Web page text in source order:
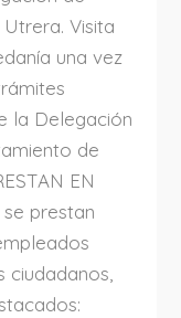
Visita
una vez
la Delegación
de
EN
se prestan
ciudadanos,